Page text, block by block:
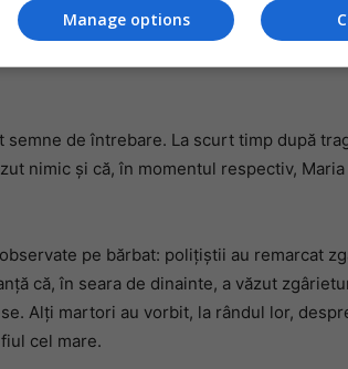
într-o altă situație ar fi afirmat: „Mă arunc
la un gest voluntar.
de întrebare. La scurt timp după
nimic și că, în momentul respectiv, Maria
pe bărbat: polițiștii au remarcat
că, în seara de dinainte, a văzut
Alți martori au vorbit, la rândul lor,
cel mare.
Manage options